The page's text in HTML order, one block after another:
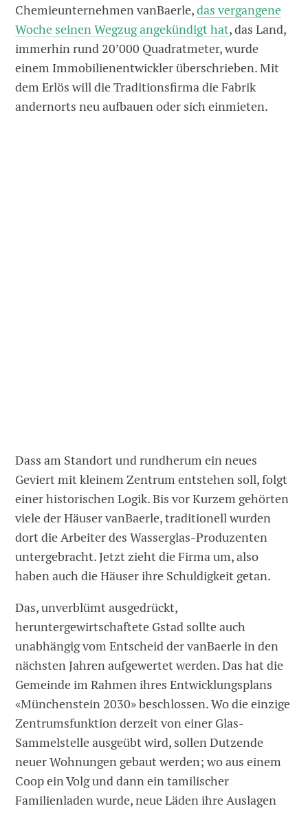
Chemieunternehmen vanBaerle,das vergangene
Woche seinen Wegzug angekündigt hat, das Land,
immerhin rund 20’000 Quadratmeter, wurde
einem Immobilienentwickler überschrieben. Mit
dem Erlös will die Traditionsfirma die Fabrik
andernorts neu aufbauen oder sich einmieten.
Dass am Standort und rundherum ein neues
Geviert mit kleinem Zentrum entstehen soll, folgt
einer historischen Logik. Bis vor Kurzem gehörten
viele der Häuser vanBaerle, traditionell wurden
dort die Arbeiter des Wasserglas-Produzenten
untergebracht. Jetzt zieht die Firma um, also
haben auch die Häuser ihre Schuldigkeit getan.
Das, unverblümt ausgedrückt,
heruntergewirtschaftete Gstad sollte auch
unabhängig vom Entscheid der vanBaerle in den
nächsten Jahren aufgewertet werden. Das hat die
Gemeinde im Rahmen ihres Entwicklungsplans
«Münchenstein 2030» beschlossen. Wo die einzige
Zentrumsfunktion derzeit von einer Glas-
Sammelstelle ausgeübt wird, sollen Dutzende
neuer Wohnungen gebaut werden; wo aus einem
Coop ein Volg und dann ein tamilischer
Familienladen wurde, neue Läden ihre Auslagen